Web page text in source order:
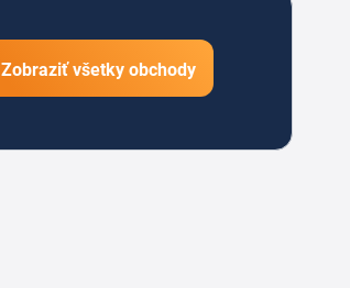
Zobraziť všetky obchody